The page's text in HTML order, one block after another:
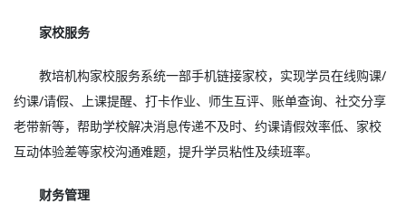
家校服务
教培机构家校服务系统一部手机链接家校，实现学员在线购课/
约课/请假、上课提醒、打卡作业、师生互评、账单查询、社交分享
老带新等，帮助学校解决消息传递不及时、约课请假效率低、家校
互动体验差等家校沟通难题，提升学员粘性及续班率。
财务管理